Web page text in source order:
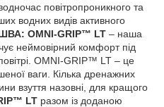
повітропроникного та
водних видів активного
OMNI-GRIP™ LT – наша
неймовірний комфорт під
OMNI-GRIP™ LT – це
ваги. Кілька дренажних
взуття назовні, для кращого
LT разом із доданою